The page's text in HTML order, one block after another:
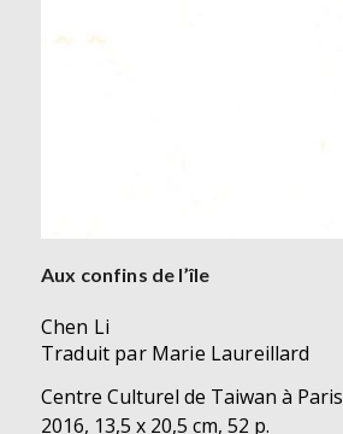
Aux confins de l’île
Chen Li
Traduit par Marie Laureillard
Centre Culturel de Taiwan à Paris
2016, 13,5 x 20,5 cm, 52 p.